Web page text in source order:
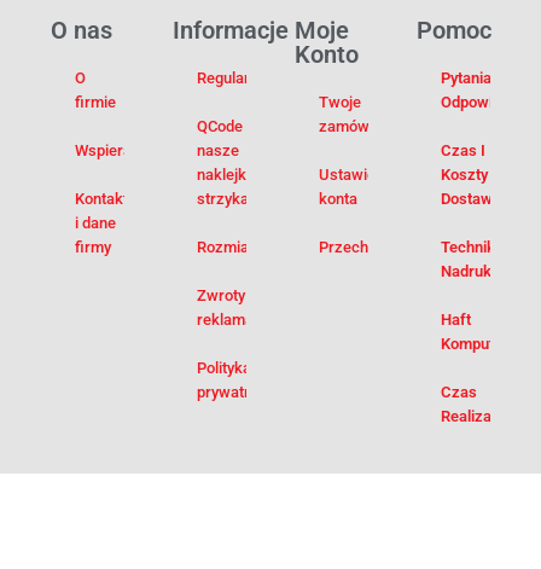
Pomoc
Pytania I
Odpowiedzi
Czas I
Koszty
Dostawy
Techniki
Nadruku
Haft
Komputerowy
Czas
Realizacji
Moje
Konto
Twoje
zamówienia
Ustawienia
konta
Przechowalnia
Informacje
Regulamin
QCode –
nasze
naklejki na
strzykawki
Rozmiarówka
Zwroty i
reklamacje
Polityka
prywatności
O nas
O
firmie
Wspieramy
Kontakt
i dane
firmy